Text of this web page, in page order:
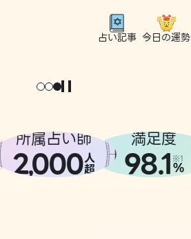
占い記事 今日の運勢
。
所属占い師
2,000人
超
満足度
98.1 ※1
%